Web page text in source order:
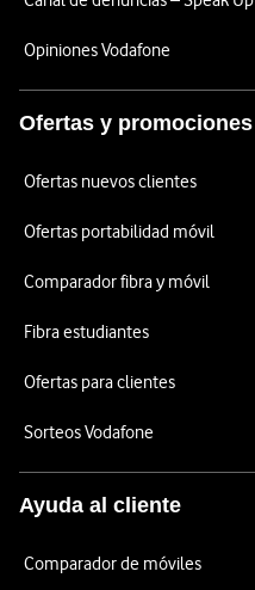
Opiniones Vodafone
Ofertas y promociones
Ofertas nuevos clientes
Ofertas portabilidad móvil
Comparador fibra y móvil
Fibra estudiantes
Ofertas para clientes
Sorteos Vodafone
Ayuda al cliente
Comparador de móviles